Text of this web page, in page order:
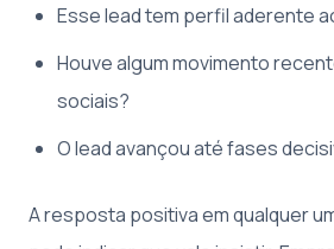
Esse lead tem perfil aderente
Houve algum movimento
sociais?
O lead avançou até fases
A resposta positiva em qualquer